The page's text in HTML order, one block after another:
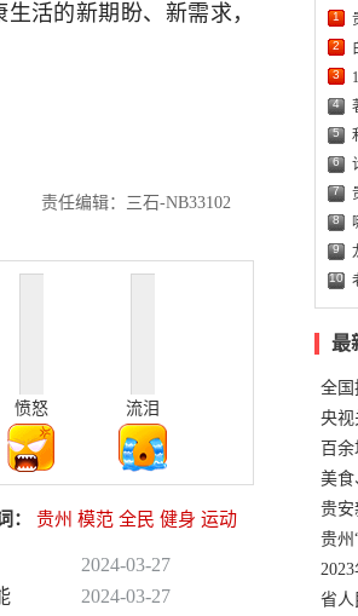
活的新期盼、新需求，
责任编辑：三石-NB33102
愤怒 流泪
： 贵州 模范 全民 健身 运动
2024-03-27
2024-03-27
1
2
3
4
5
6
7
8
9
10
最
全国
错过
央视
温
百
正式
美
两减
贵安
贵州
名额
色工
省人